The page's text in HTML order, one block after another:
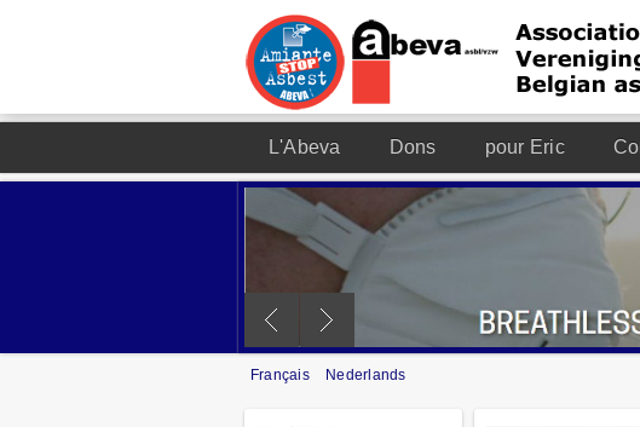
L'Abeva Dons pour Eric
Français Nederlands